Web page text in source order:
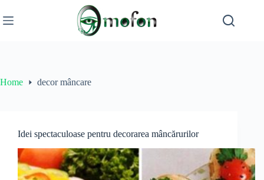
to
content
Home decor mâncare
Idei spectaculoase pentru decorarea mâncărurilor